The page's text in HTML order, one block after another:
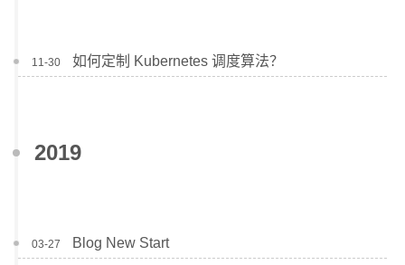
11-30 如何定制 Kubernetes 调度算法？
2019
03-27 Blog New Start